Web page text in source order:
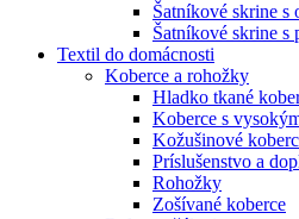
Šatníkové skrine s
Šatníkové skrine s
Textil do domácnosti
Koberce a rohožky
Hladko tkané
Koberce s
Kožušinové
Príslušenstvo a
Rohožky
Zošívané koberce